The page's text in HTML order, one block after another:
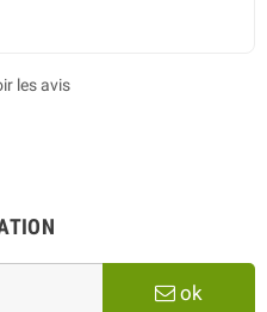
les avis
ok